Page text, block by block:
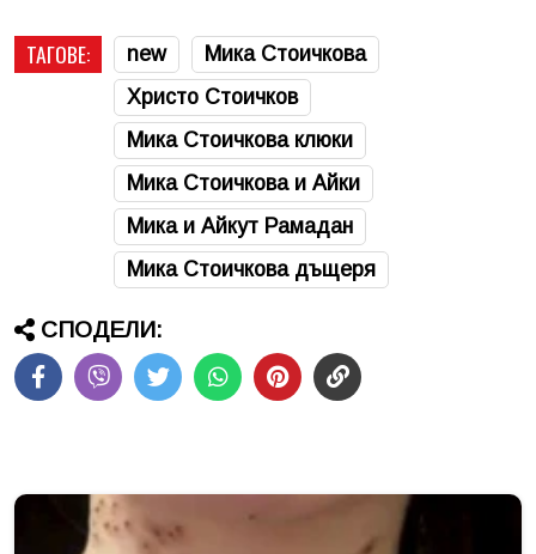
ТАГОВЕ: new
Мика Стоичкова
Христо Стоичков
Мика Стоичкова клюки
Мика Стоичкова и Айки
Мика и Айкут Рамадан
Мика Стоичкова дъщеря
СПОДЕЛИ: